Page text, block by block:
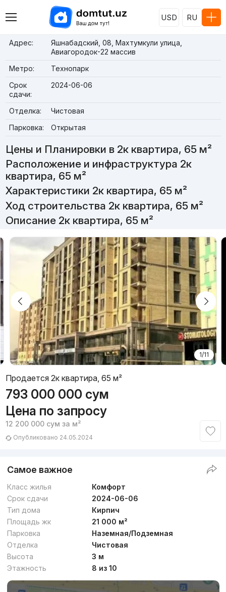
USD RU
Адрес:
Яшнабадский, 08, Махтумкули улица,
Авиагородок-22 массив
Метро:
Технопарк
Срок
сдачи:
2024-06-06
Отделка:
Чистовая
Парковка:
Открытая
Цены и Планировки в 2к квартира, 65 м²
Расположение и инфраструктура 2к
квартира, 65 м²
Характеристики 2к квартира, 65 м²
Ход строительства 2к квартира, 65 м²
Описание 2к квартира, 65 м²
1/11
Продается 2к квартира, 65 м²
793 000 000 сум
Цена по запросу
12 200 000 сум за м²
Опубликовано 24.05.2024
Самое важное
Класс жилья
Комфорт
Срок сдачи
2024-06-06
Тип дома
Кирпич
Площадь жк
21 000 м²
Парковка
Наземная/Подземная
Отделка
Чистовая
Высота
3 м
Этажность
8 из 10